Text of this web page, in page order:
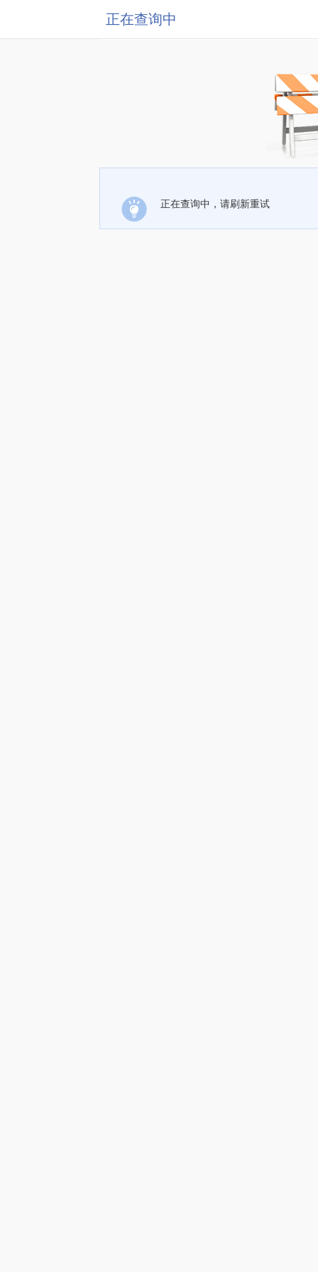
正在查询中
正在查询中，请刷新重试